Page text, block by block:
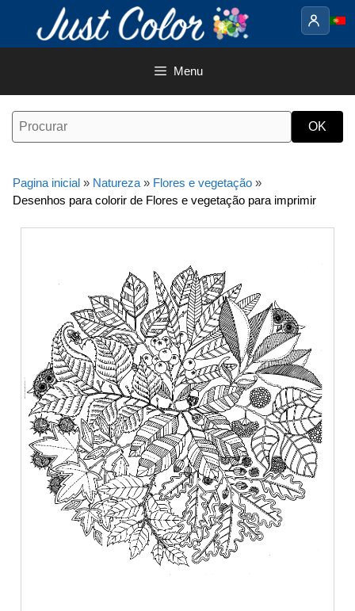
o
Menu
Pagina inicial » Natureza » Flores e vegetação »
Desenhos para colorir de Flores e vegetação para imprimir